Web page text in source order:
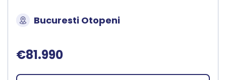
Bucuresti Otopeni
€81.990